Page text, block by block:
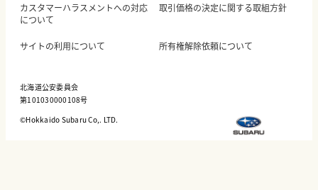
カスタマーハラスメントへの対応
について
取引価格の決定に関する取組方針
サイトの利用について 所有権解除依頼について
北海道公安委員会
第101030000108号
©︎Hokkaido Subaru Co,. LTD.